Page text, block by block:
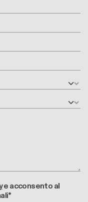
e acconsento al